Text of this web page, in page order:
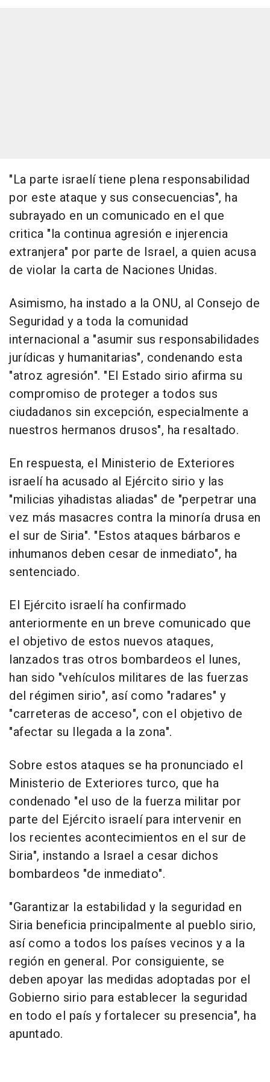
"La parte israelí tiene plena responsabilidad
por este ataque y sus consecuencias", ha
subrayado en un comunicado en el que
critica "la continua agresión e injerencia
extranjera" por parte de Israel, a quien acusa
de violar la carta de Naciones Unidas.
Asimismo, ha instado a la ONU, al Consejo de
Seguridad y a toda la comunidad
internacional a "asumir sus responsabilidades
jurídicas y humanitarias", condenando esta
"atroz agresión". "El Estado sirio afirma su
compromiso de proteger a todos sus
ciudadanos sin excepción, especialmente a
nuestros hermanos drusos", ha resaltado.
En respuesta, el Ministerio de Exteriores
israelí ha acusado al Ejército sirio y las
"milicias yihadistas aliadas" de "perpetrar una
vez más masacres contra la minoría drusa en
el sur de Siria". "Estos ataques bárbaros e
inhumanos deben cesar de inmediato", ha
sentenciado.
El Ejército israelí ha confirmado
anteriormente en un breve comunicado que
el objetivo de estos nuevos ataques,
lanzados tras otros bombardeos el lunes,
han sido "vehículos militares de las fuerzas
del régimen sirio", así como "radares" y
"carreteras de acceso", con el objetivo de
"afectar su llegada a la zona".
Sobre estos ataques se ha pronunciado el
Ministerio de Exteriores turco, que ha
condenado "el uso de la fuerza militar por
parte del Ejército israelí para intervenir en
los recientes acontecimientos en el sur de
Siria", instando a Israel a cesar dichos
bombardeos "de inmediato".
"Garantizar la estabilidad y la seguridad en
Siria beneficia principalmente al pueblo sirio,
así como a todos los países vecinos y a la
región en general. Por consiguiente, se
deben apoyar las medidas adoptadas por el
Gobierno sirio para establecer la seguridad
en todo el país y fortalecer su presencia", ha
apuntado.